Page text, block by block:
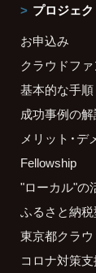
プロジェ
お申込み
クラウドフ
基本的な手順
成功事例の
メリット・デ
Fellowship
"ローカル"の
ふるさと納
東京都クラ
コロナ対策